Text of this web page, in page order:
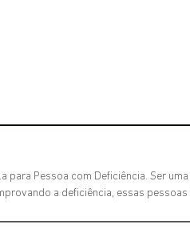
para Pessoa com Deficiência. Ser
a deficiência, essas